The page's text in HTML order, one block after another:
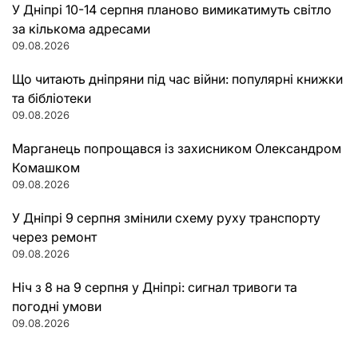
У Дніпрі 10-14 серпня планово вимикатимуть світло
за кількома адресами
09.08.2026
Що читають дніпряни під час війни: популярні книжки
та бібліотеки
09.08.2026
Марганець попрощався із захисником Олександром
Комашком
09.08.2026
У Дніпрі 9 серпня змінили схему руху транспорту
через ремонт
09.08.2026
Ніч з 8 на 9 серпня у Дніпрі: сигнал тривоги та
погодні умови
09.08.2026